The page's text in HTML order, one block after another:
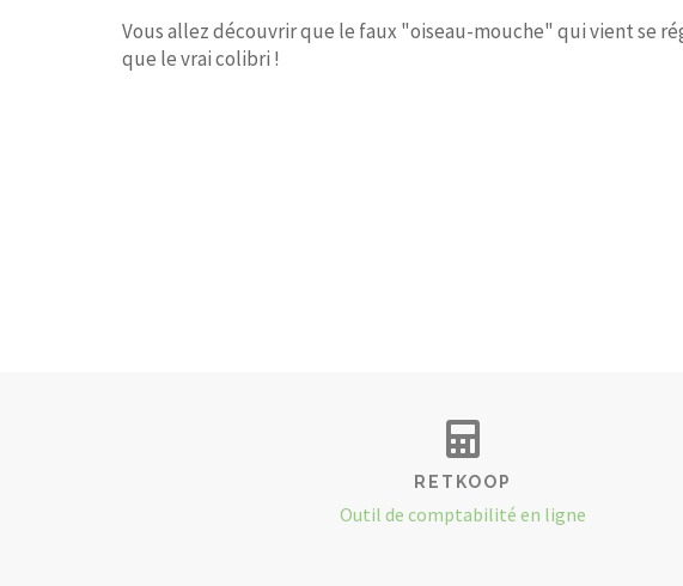
Vous allez découvrir que le faux "oiseau-mouche" qui vient se
que le vrai colibri !
RETKOOP
Outil de comptabilité en ligne